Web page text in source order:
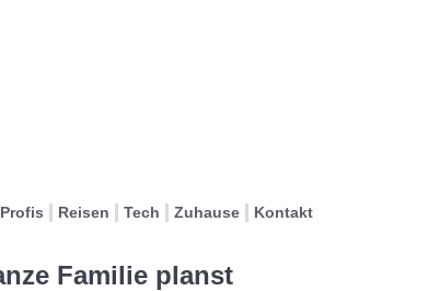
Profis Reisen Tech Zuhause Kontakt
Familie planst